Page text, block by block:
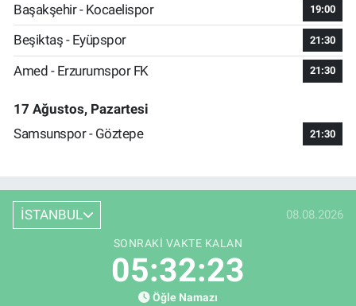
Başakşehir - Kocaelispor
19:00
Beşiktaş - Eyüpspor 21:30
Amed - Erzurumspor FK 21:30
17 Ağustos, Pazartesi
Samsunspor - Göztepe
21:30
İSTANBUL 08.08.2026
SONRAKI VAKTE KALAN
05:32:23
Öğle Namazı